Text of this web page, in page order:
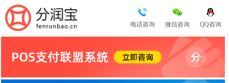
QQ咨询
微信咨询
电话咨询